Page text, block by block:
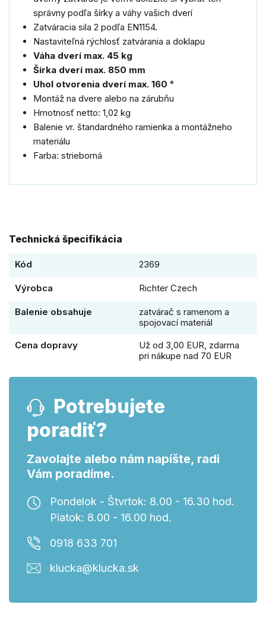
správny podľa šírky a váhy vašich dverí
Zatváracia sila 2 podľa EN1154.
Nastaviteľná rýchlosť zatvárania a doklapu
Váha dverí max. 45 kg
Šírka dverí max. 850 mm
Uhol otvorenia dverí max. 160 °
Montáž na dvere alebo na zárubňu
Hmotnosť netto: 1,02 kg
Balenie vr. štandardného ramienka a montážneho
materiálu
Farba: strieborná
Technická špecifikácia
Kód 2369
Výrobca Richter Czech
Balenie obsahuje
zatvárač s ramenom a
spojovací materiál
Cena dopravy
Už od 3,00 EUR, zdarma
pri nákupe nad 70 EUR
Potrebujete
poradiť?
Zavolajte alebo nám napíšte, radi
Vám poradíme.
Pondelok - Štvrtok: 8.00 - 16.30 hod.
Piatok: 8.00 - 16.00 hod.
0918 633 701
klucka@klucka.sk